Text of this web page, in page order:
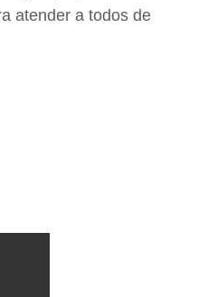
atender a todos de